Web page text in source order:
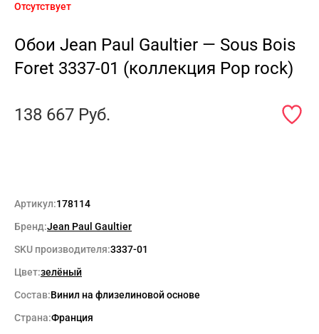
Отсутствует
Обои Jean Paul Gaultier — Sous Bois
Foret 3337-01 (коллекция Pop rock)
138 667 Руб.
Артикул:178114
Бренд:Jean Paul Gaultier
SKU производителя:3337-01
Цвет:зелёный
Состав:Винил на флизелиновой основе
Страна:Франция